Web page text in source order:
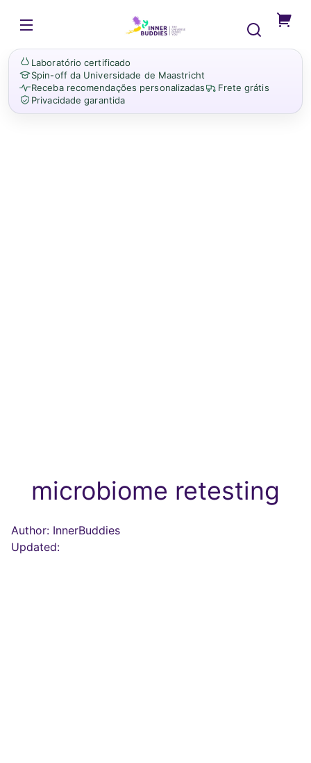
InnerBuddies
a
obter
Laboratório certificado
Spin-off da Universidade de Maastricht
Receba recomendações personalizadas
Frete grátis
Privacidade garantida
microbiome retesting
Author: InnerBuddies
Updated: